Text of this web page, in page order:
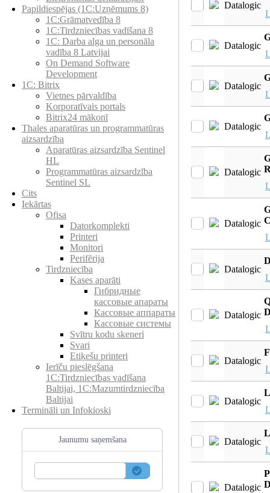
Papildiespējas (1C:Uzņēmums 8)
1C:Grāmatvedība 8
1C:Tirdzniecības vadīšana 8
1С: Darba alga un personāla
vadība 8 Latvijai
On Demand Software
Development
1C: Bitrix
Vietnes pārvaldība
Korporatīvais portals
Bitrix24 mākonī
Thales aparatūras un programmatūras
aizsardzība
Aparatūras aizsardzība Sentinel
HL
Programmatūras aizsardzība
Sentinel SL
Cits
Iekārtas
Ofisa
Datorkomplekti
Printeri
Monitori
Perifērija
Tirdzniecība
Kases aparāti
Гибридные
кассовые апараты
Кассовые аппараты
Кассовые системы
Svītru kodu skeneri
Svari
Etiķešu printeri
Ierīču pieslēgšana
1C:Tirdzniecības vadīšana
Baltijai, 1C:Mazumtirdzniecība
Baltijai
Termināli un Infokioski
Jaunumu saņemšana
Datalogic
Datalogic
Datalogic
Datalogic
Datalogic
Datalogic
Datalogic
Datalogic
Datalogic
Datalogic
Datalogic
Datalogic